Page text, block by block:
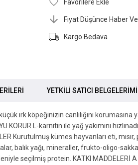
Favorilere Ekle
Fiyat Düşünce Haber
Kargo Bedava
YETKİLİ SATICI
köpeğinizin canlılığını korumasına
L-karnitin ile yağ yakımını
Kurutulmuş kümes hayvanları eti, mısır,
balık yağı, mineraller, frukto-oligo-
seçilmiş protein. KATKI MADDELERİ